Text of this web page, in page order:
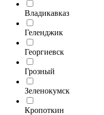
Владикавказ
Геленджик
Георгиевск
Грозный
Зеленокумск
Кропоткин